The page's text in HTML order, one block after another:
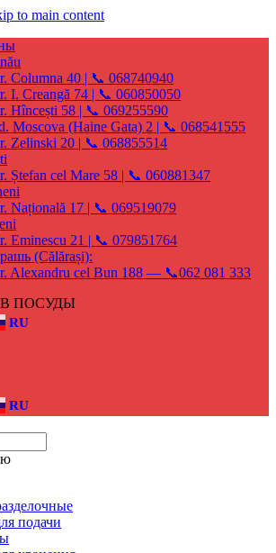
to main content
Columna 40 | 📞 068740940
I. Creangă 74 | 📞 060850050
Hîncești 58 | 📞 069255590
Moscova (Haine Gata) 2 | 📞 068541555
Zelinski 20 | 📞 068855514
Ștefan cel Mare 58 | 📞 060881347
Națională 17 | 📞 069519079
Eminescu 21 | 📞 079851764
(Călărași):
Alexandru cel Bun 188 — 📞062 081 333
ПОСУДЫ
RU
RU
подачи